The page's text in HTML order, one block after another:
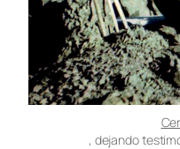
, dejando